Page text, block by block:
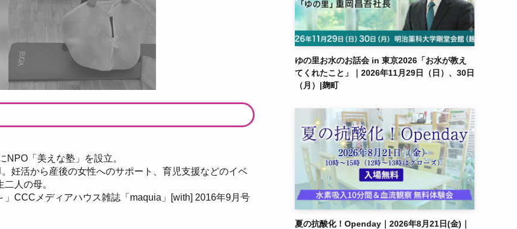
「美えな塾」を設立。
妊活から産後の女性へのサポート、育児支援などのイベ
人の母。
CCCメディアハウス雑誌「maquia」[with] 2016年9月号
ゆの里お水のお話会 in 東京2026「お水が教え
てくれたこと」｜2026年11月29日（日）、30日
（月）|麹町
夏の抗酸化！Openday｜2026年8月21日(金)｜